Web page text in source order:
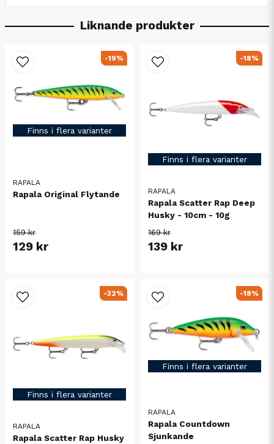
Liknande produkter
Finns i flera varianter
RAPALA
Rapala Original Flytande
159 kr
129 kr
-19%
Finns i flera varianter
RAPALA
Rapala Scatter Rap Deep
Husky - 10cm - 10g
169 kr
139 kr
-18%
Finns i flera varianter
RAPALA
Rapala Scatter Rap Husky
-32%
Finns i flera varianter
RAPALA
Rapala Countdown
Sjunkande
-18%